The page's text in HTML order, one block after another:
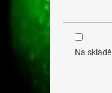
Na skladě